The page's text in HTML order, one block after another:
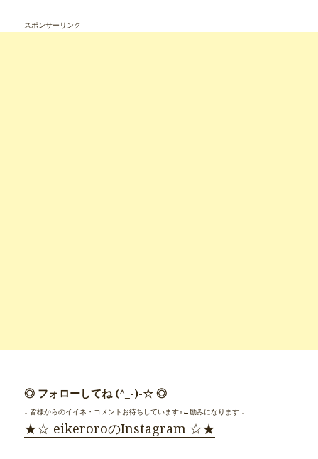
スポンサーリンク
◎ フォローしてね (^_-)-☆ ◎
↓ 皆様からのイイネ・コメントお待ちしています♪←励みになります ↓
★☆ eikeroroのInstagram ☆★